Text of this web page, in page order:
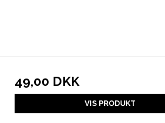
49,00 DKK
VIS PRODUKT